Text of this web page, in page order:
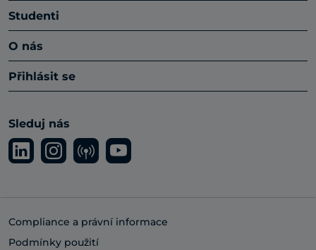
Studenti
O nás
Přihlásit se
Sleduj nás
Compliance a právní informace
Podmínky použití